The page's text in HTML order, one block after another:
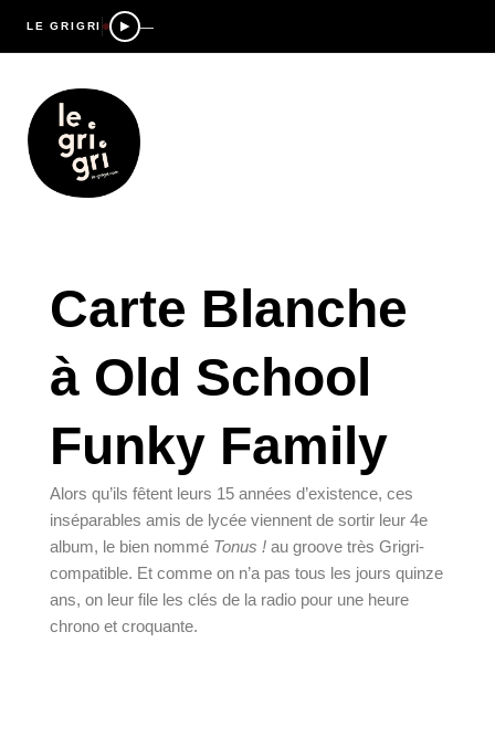
LE GRIGRI —
Carte Blanche
à Old School
Funky Family
Alors qu’ils fêtent leurs 15 années d’existence, ces
inséparables amis de lycée viennent de sortir leur 4e
album, le bien nommé Tonus !au groove très Grigri-
compatible. Et comme on n’a pas tous les jours quinze
ans, on leur file les clés de la radio pour une heure
chrono et croquante.